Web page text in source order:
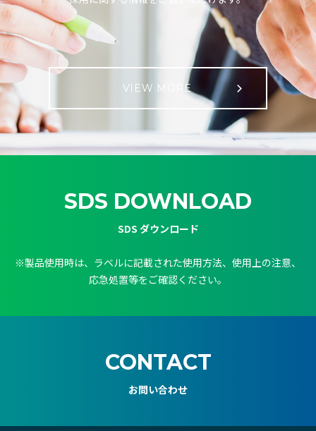
VIEW MORE
SDS DOWNLOAD
SDS ダウンロード
※製品使用時は、ラベルに記載された使用方法、使用上の注意、
応急処置等をご確認ください。
CONTACT
お問い合わせ